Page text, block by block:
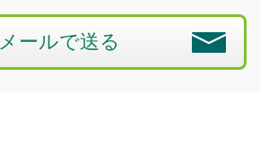
メールで送る